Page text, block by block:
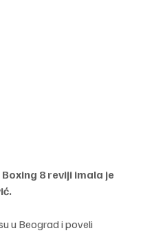
8 reviji imala je
u Beograd i poveli